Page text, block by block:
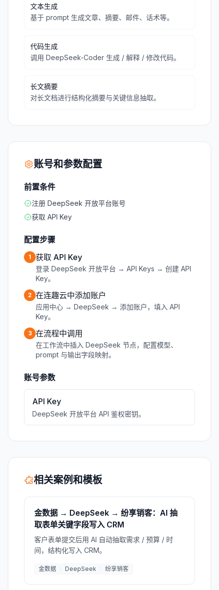
文本生成
基于 prompt 生成文章、摘要、邮件、话术等。
代码生成
调用 DeepSeek-Coder 生成 / 解释 / 修改代码。
长文摘要
对长文档进行结构化摘要与关键信息抽取。
账号和参数配置
前置条件
注册 DeepSeek 开放平台账号
获取 API Key
配置步骤
1 获取 API Key
登录 DeepSeek 开放平台 → API Keys → 创建 API
Key。
2 在连趣云中添加账户
应用中心 → DeepSeek → 添加账户，填入 API
Key。
3 在流程中调用
在工作流中插入 DeepSeek 节点，配置模型、
prompt 与输出字段映射。
账号参数
API Key
DeepSeek 开放平台 API 鉴权密钥。
相关案例和模板
金数据 → DeepSeek → 纷享销客：AI 抽
取表单关键字段写入 CRM
客户表单提交后用 AI 自动抽取需求 / 预算 / 时
间，结构化写入 CRM。
金数据 DeepSeek 纷享销客